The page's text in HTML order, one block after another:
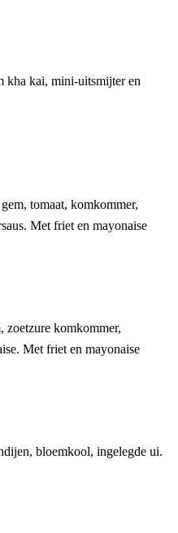
kha kai, mini-uitsmijter en
tomaat, komkommer,
Met friet en mayonaise
zoetzure komkommer,
Met friet en mayonaise
bloemkool, ingelegde ui.